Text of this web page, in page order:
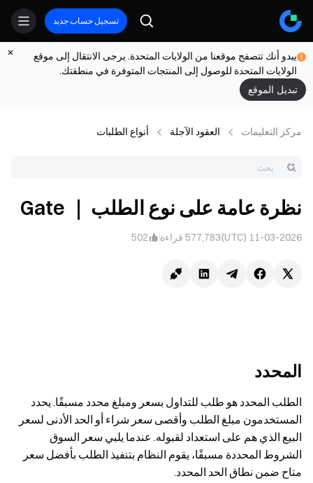
تسجيل حساب جديد
يبدو أنك تتصفح موقعنا من الولايات المتحدة. يرجى الانتقال إلى موقع
الولايات المتحدة للوصول إلى المنتجات المتوفرة في منطقتك.
تبديل الموقع
مركز التعلیمات العقود الآجلة أنواع الطلبات
نظرة عامة على نوع الطلب ｜ Gate
11-03-2026 (UTC)
577,783 قراءة 502
المحدد
الطلب المحدد هو طلب للتداول بسعر ومبلغ محدد مسبقًا. يحدد
المستخدمون مبلغ الطلب وأقصى سعر شراء أو الحد الأدنى لسعر
البيع الذي هم على استعداد لقبوله. عندما يلبي سعر السوق
الشروط المحددة مسبقًا، يقوم النظام بتنفيذ الطلب بأفضل سعر
متاح ضمن نطاق الحد المحدد.